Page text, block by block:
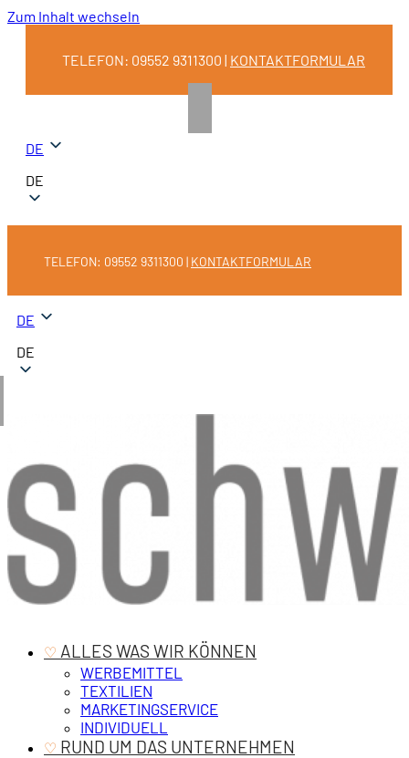
Zum Inhalt wechseln
TELEFON: 09552 9311300 | KONTAKTFORMULAR
DE
DE
TELEFON: 09552 9311300 | KONTAKTFORMULAR
DE
DE
♡ ‎ ALLES WAS WIR KÖNNEN
WERBEMITTEL
TEXTILIEN
MARKETINGSERVICE
INDIVIDUELL
♡ ‎ RUND UM DAS UNTERNEHMEN